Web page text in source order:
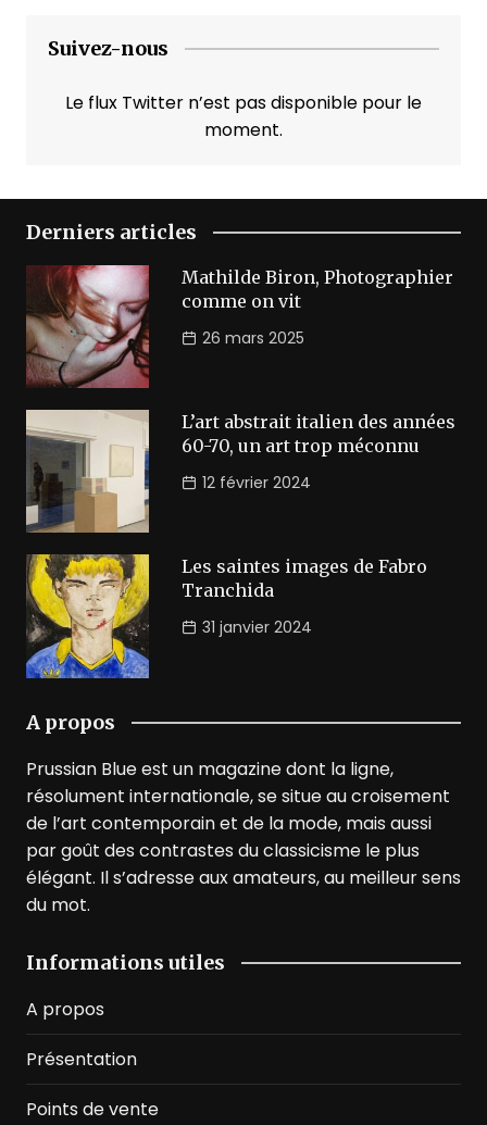
Suivez-nous
Le flux Twitter n’est pas disponible pour le
moment.
Derniers articles
Mathilde Biron, Photographier
comme on vit
26 mars 2025
L’art abstrait italien des années
60-70, un art trop méconnu
12 février 2024
Les saintes images de Fabro
Tranchida
31 janvier 2024
A propos
Prussian Blue est un magazine dont la ligne,
résolument internationale, se situe au croisement
de l’art contemporain et de la mode, mais aussi
par goût des contrastes du classicisme le plus
élégant. Il s’adresse aux amateurs, au meilleur sens
du mot.
Informations utiles
A propos
Présentation
Points de vente